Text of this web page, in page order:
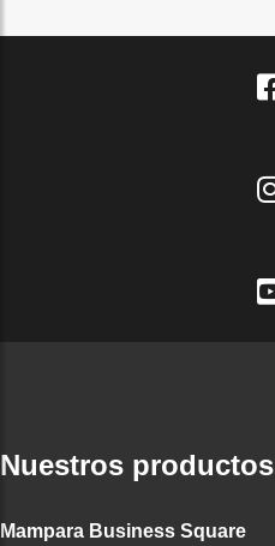
Nuestros productos
Mampara Business Square